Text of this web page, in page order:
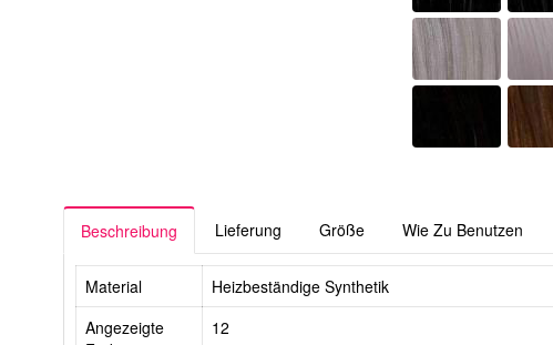
Beschreibung Lieferung Größe Wie Zu Benutzen
Material
Heizbeständige Synthetik
Angezeigte
12